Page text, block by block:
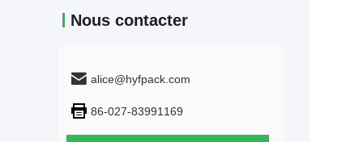
Nous contacter
alice@hyfpack.com
86-027-83991169